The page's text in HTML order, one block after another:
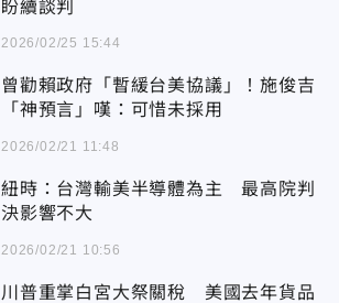
盼續談判
2026/02/25 15:44
曾勸賴政府「暫緩台美協議」！施俊吉
「神預言」嘆：可惜未採用
2026/02/21 11:48
紐時：台灣輸美半導體為主 最高院判
決影響不大
2026/02/21 10:56
川普重掌白宮大祭關稅 美國去年貨品